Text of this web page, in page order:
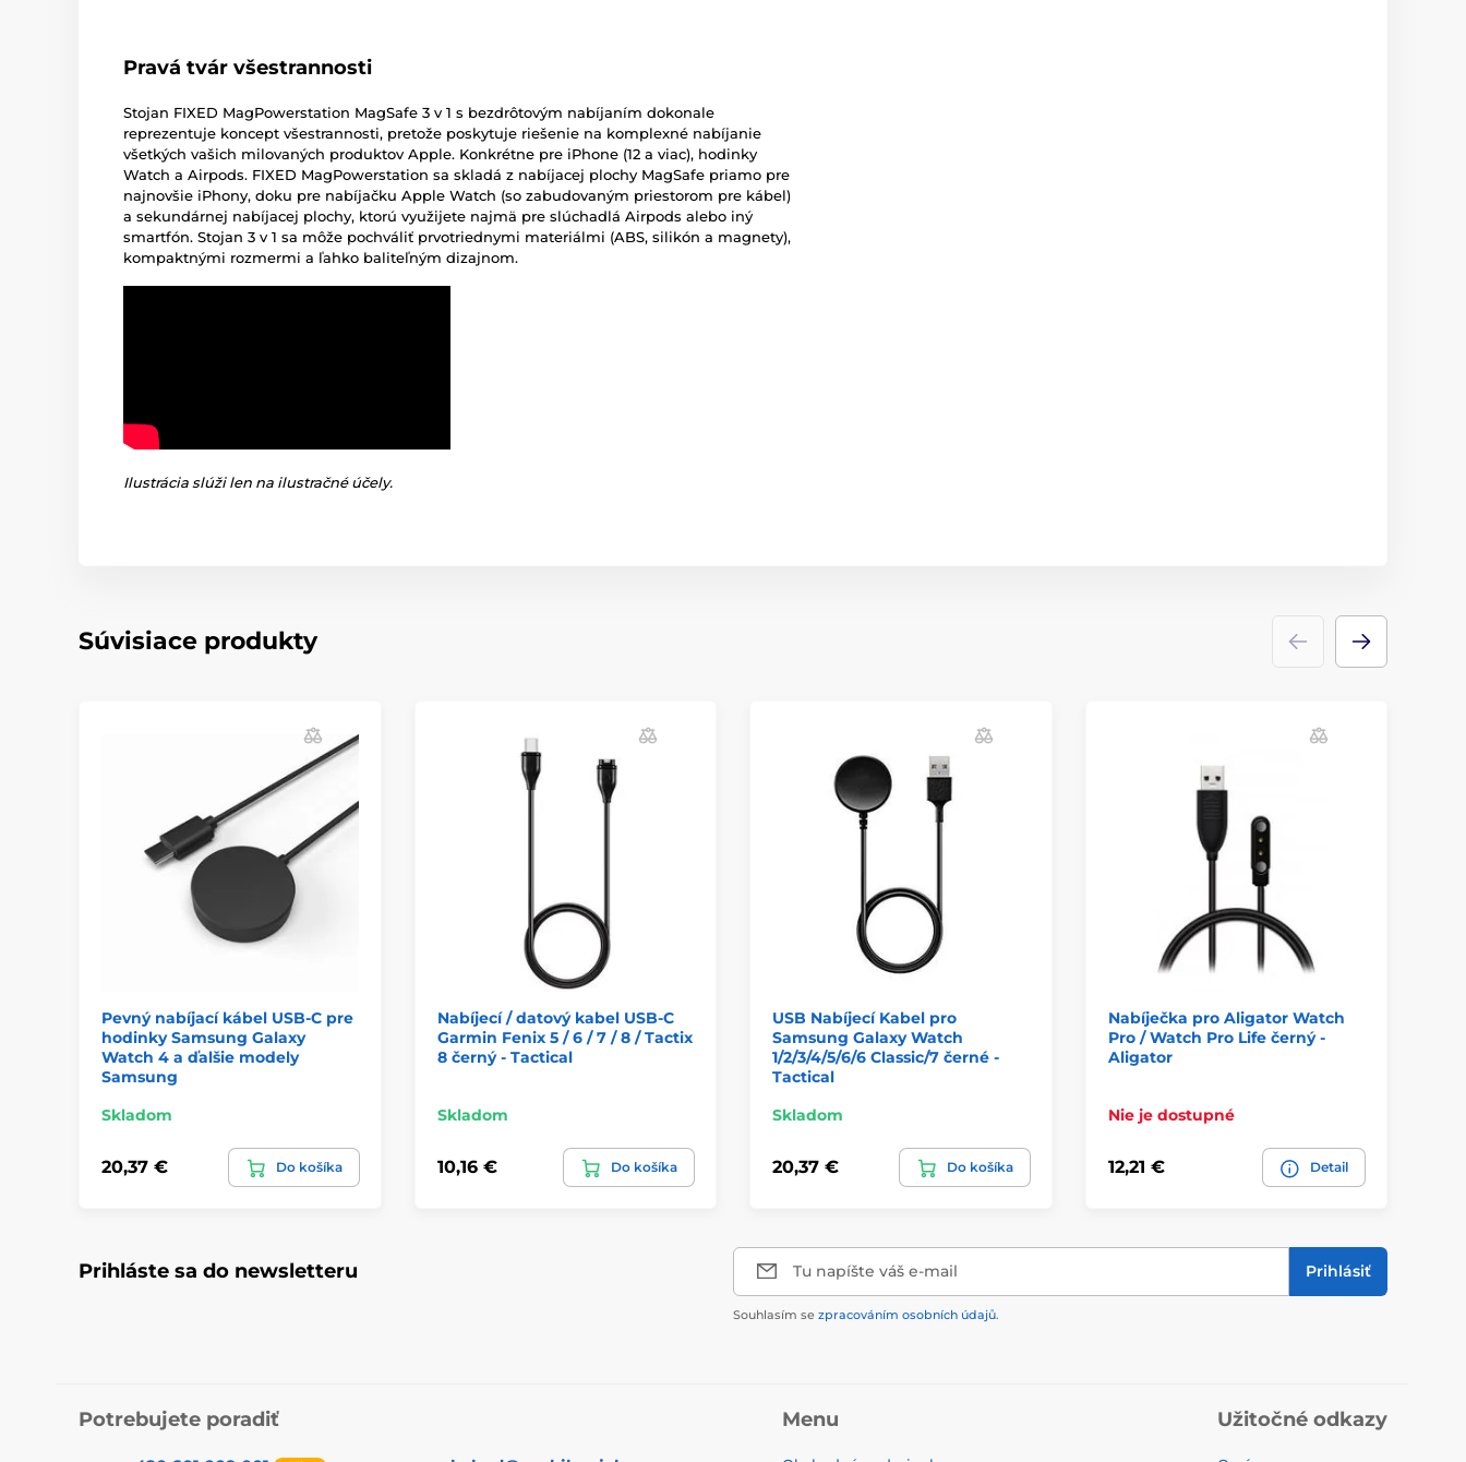
Pravá tvár všestrannosti
Stojan FIXED MagPowerstation MagSafe 3 v 1 s bezdrôtovým nabíjaním dokonale
reprezentuje koncept všestrannosti, pretože poskytuje riešenie na komplexné nabíjanie
všetkých vašich milovaných produktov Apple. Konkrétne pre iPhone (12 a viac), hodinky
Watch a Airpods. FIXED MagPowerstation sa skladá z nabíjacej plochy MagSafe priamo pre
najnovšie iPhony, doku pre nabíjačku Apple Watch (so zabudovaným priestorom pre kábel)
a sekundárnej nabíjacej plochy, ktorú využijete najmä pre slúchadlá Airpods alebo iný
smartfón. Stojan 3 v 1 sa môže pochváliť prvotriednymi materiálmi (ABS, silikón a magnety),
kompaktnými rozmermi a ľahko baliteľným dizajnom.
Ilustrácia slúži len na ilustračné účely.
Súvisiace produkty
Pevný nabíjací kábel USB-C pre
hodinky Samsung Galaxy
Watch 4 a ďalšie modely
Samsung
Skladom
20,37 € Do košíka
Nabíjecí / datový kabel USB-C
Garmin Fenix 5 / 6 / 7 / 8 / Tactix
8 černý - Tactical
Skladom
10,16 € Do košíka
USB Nabíjecí Kabel pro
Samsung Galaxy Watch
1/2/3/4/5/6/6 Classic/7 černé -
Tactical
Skladom
20,37 € Do košíka
Nabíječka pro Aligator Watch
Pro / Watch Pro Life černý -
Aligator
Nie je dostupné
12,21 € Detail
Prihláste sa do newsletteru Tu napíšte váš e-mail Prihlásiť
Souhlasím se zpracováním osobních údajů.
Potrebujete poradiť Menu Užitočné odkazy